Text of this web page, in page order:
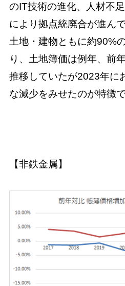
のIT技術の進化、人材不
により拠点統廃合が進ん
土地・建物ともに約90%
り、土地簿価は例年、前
推移していたが2023年
な減少をみせたのが特徴で
【非鉄金属】